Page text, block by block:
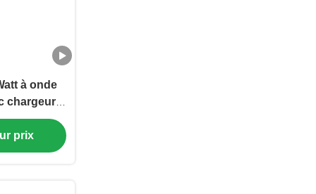
à onde
chargeur
AC 220V
puissance
prix